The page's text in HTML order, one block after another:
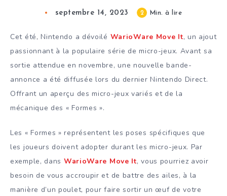
septembre 14, 2023 2 Min. à lire
Cet été, Nintendo a dévoilé WarioWare Move It, un ajout
passionnant à la populaire série de micro-jeux. Avant sa
sortie attendue en novembre, une nouvelle bande-
annonce a été diffusée lors du dernier Nintendo Direct.
Offrant un aperçu des micro-jeux variés et de la
mécanique des « Formes ».
Les « Formes » représentent les poses spécifiques que
les joueurs doivent adopter durant les micro-jeux. Par
exemple, dans WarioWare Move It, vous pourriez avoir
besoin de vous accroupir et de battre des ailes, à la
manière d’un poulet, pour faire sortir un œuf de votre